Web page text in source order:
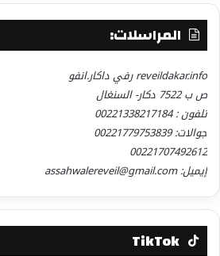
المراسلات:
reveildakar.info رفي داكار.انفو
ص ب 7522 دكار- السنغال
تلفون : 00221338217184
جوالات: 00221779753839
00221707492612
إيميل: assahwalereveil@gmail.com
TikTok